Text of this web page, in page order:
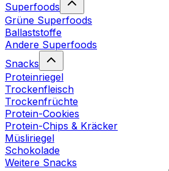
Superfoods
Grüne Superfoods
Ballaststoffe
Andere Superfoods
Snacks
Proteinriegel
Trockenfleisch
Trockenfrüchte
Protein-Cookies
Protein-Chips & Kräcker
Müsliriegel
Schokolade
Weitere Snacks